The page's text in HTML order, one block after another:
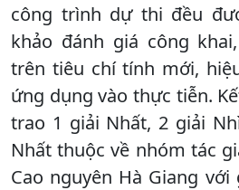
công trình dự thi đều
khảo đánh giá công
trên tiêu chí tính mới,
ứng dụng vào thực tiễn.
trao 1 giải Nhất, 2 giải
Nhất thuộc về nhóm tác
Cao nguyên Hà Giang